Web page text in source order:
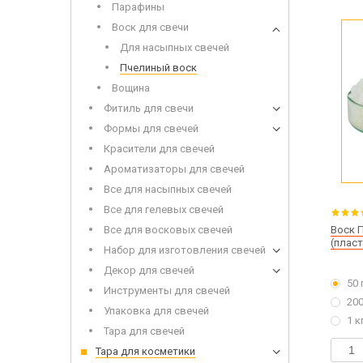
Игрушки для заливки в мыло
Мыло
Парафины
Воск для свечи
Для насыпных свечей
Пчелиный воск
Вощина
Фитиль для свечи
Формы для свечей
Красители для свечей
Ароматизаторы для свечей
Все для насыпных свечей
Все для гелевых свечей
Все для восковых свечей
Набор для изготовления свечей
Декор для свечей
Инструменты для свечей
Упаковка для свечей
Тара для свечей
Тара для косметики
Воск
50
1